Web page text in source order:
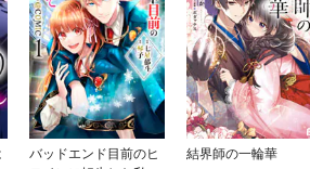
バッドエンド目前のヒ
結界師の一輪華